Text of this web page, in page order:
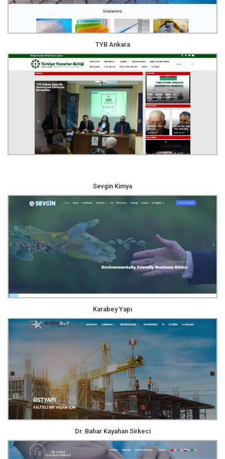
TYB Ankara
Sevgin Kimya
Karabey Yapı
Dr. Bahar Kayahan Sirkeci